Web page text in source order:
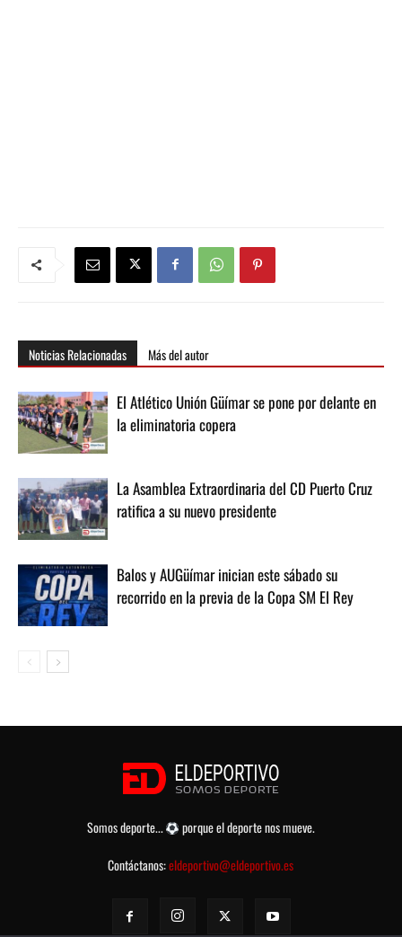
Noticias Relacionadas Más del autor
El Atlético Unión Güímar se pone por delante en
la eliminatoria copera
La Asamblea Extraordinaria del CD Puerto Cruz
ratifica a su nuevo presidente
Balos y AUGüímar inician este sábado su
recorrido en la previa de la Copa SM El Rey
Somos deporte...
porque el deporte nos mueve.
Contáctanos:eldeportivo@eldeportivo.es